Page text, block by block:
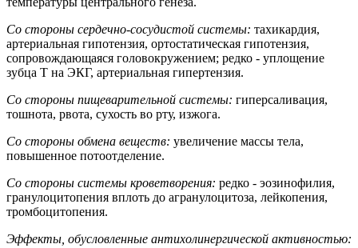
Со стороны сердечно-сосудистой системы: тахикардия,
артериальная гипотензия, ортостатическая гипотензия,
сопровождающаяся головокружением; редко - уплощение
зубца T на ЭКГ, артериальная гипертензия.
Со стороны пищеварительной системы: гиперсаливация,
тошнота, рвота, сухость во рту, изжога.
Со стороны обмена веществ: увеличение массы тела,
повышенное потоотделение.
Со стороны системы кроветворения: редко - эозинофилия,
гранулоцитопения вплоть до агранулоцитоза, лейкопения,
тромбоцитопения.
Эффекты, обусловленные антихолинергической активностью: